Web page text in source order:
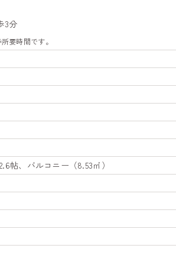
3分
要時間です。
帖、バルコニー（8.53㎡）